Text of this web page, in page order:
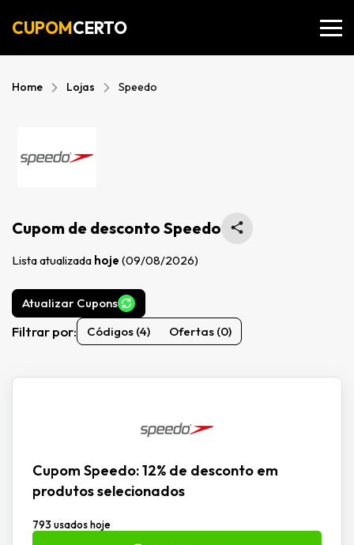
CUPOMCERTO
Home Lojas Speedo
Cupom de desconto Speedo
Lista atualizada hoje (09/08/2026)
Filtrar por: Códigos (4) Ofertas (0)
Atualizar Cupons
Cupom Speedo: 12% de desconto em
produtos selecionados
793 usados hoje